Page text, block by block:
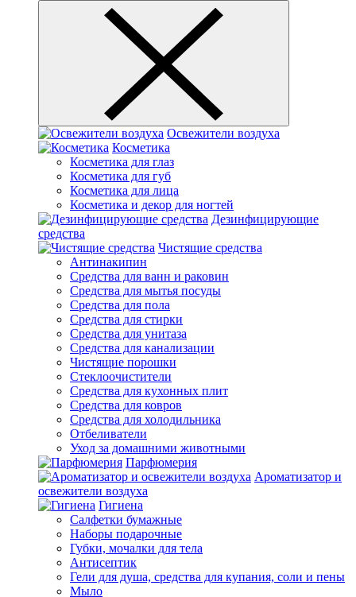
Освежители воздуха
Косметика
Косметика для глаз
Косметика для губ
Косметика для лица
Косметика и декор для ногтей
Дезинфицирующие
средства
Чистящие средства
Антинакипин
Средства для ванн и раковин
Средства для мытья посуды
Средства для пола
Средства для стирки
Средства для унитаза
Средства для канализации
Чистящие порошки
Стеклоочистители
Средства для кухонных плит
Средства для ковров
Средства для холодильника
Отбеливатели
Уход за домашними животными
Парфюмерия
Ароматизатор и
освежители воздуха
Гигиена
Салфетки бумажные
Наборы подарочные
Губки, мочалки для тела
Антисептик
Гели для душа, средства для купания, соли и пены
Мыло